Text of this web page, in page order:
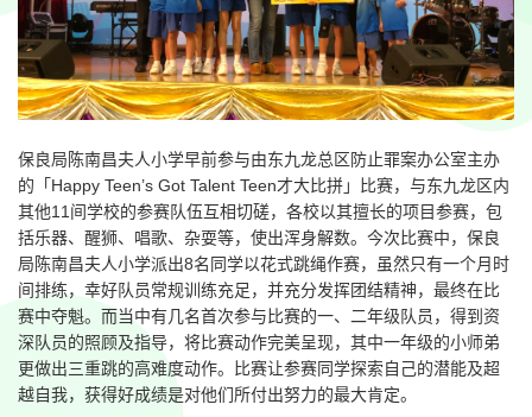
保良局陈南昌夫人小学早前参与由东九龙总区防止罪案办公室主办
的「Happy Teen’s Got Talent Teen才大比拼」比赛，与东九龙区内
其他11间学校的参赛队伍互相切磋，各校以其擅长的项目参赛，包
括乐器、醒狮、唱歌、杂耍等，使出浑身解数。今次比赛中，保良
局陈南昌夫人小学派出8名同学以花式跳绳作赛，虽然只有一个月时
间排练，幸好队员常规训练充足，并充分发挥团结精神，最终在比
赛中夺魁。而当中有几名首次参与比赛的一、二年级队员，得到资
深队员的照顾及指导，将比赛动作完美呈现，其中一年级的小师弟
更做出三重跳的高难度动作。比赛让参赛同学探索自己的潜能及超
越自我，获得好成绩是对他们所付出努力的最大肯定。